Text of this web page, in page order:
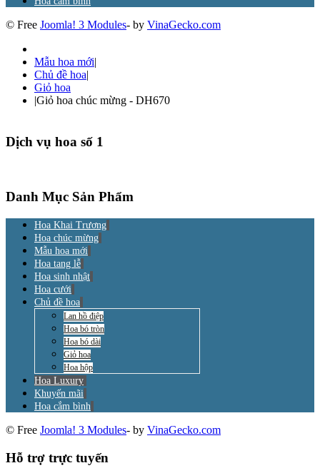
© Free Joomla! 3 Modules- by VinaGecko.com
Mẫu hoa mới|
Chủ đề hoa|
Giỏ hoa
|Giỏ hoa chúc mừng - DH670
Dịch vụ hoa số 1
Danh Mục Sản Phẩm
Hoa Khai Trương
Hoa chúc mừng
Mẫu hoa mới
Hoa tang lễ
Hoa sinh nhật
Hoa cưới
Chủ đề hoa
Lan hồ điệp
Hoa bó tròn
Hoa bó dài
Giỏ hoa
Hoa hộp
Hoa Luxury
Khuyến mãi
Hoa cắm bình
© Free Joomla! 3 Modules- by VinaGecko.com
Hỗ trợ trực tuyến